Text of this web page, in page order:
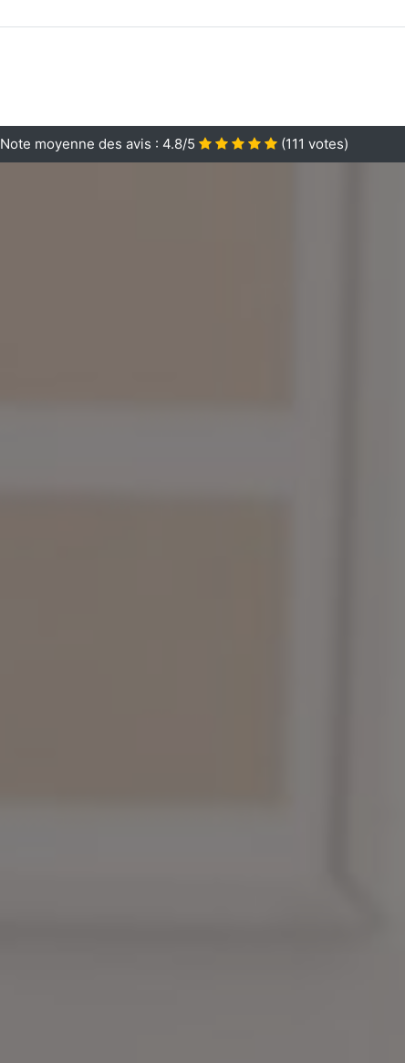
Note moyenne des avis : 4.8/5 (111 votes)